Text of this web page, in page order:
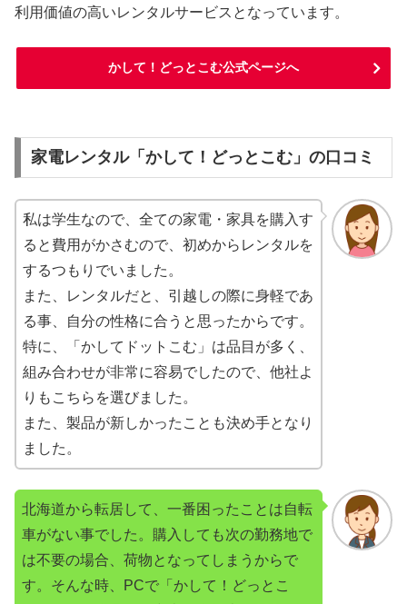
利用価値の高いレンタルサービスとなっています。
かして！どっとこむ公式ページへ
家電レンタル「かして！どっとこむ」の口コミ
私は学生なので、全ての家電・家具を購入す
ると費用がかさむので、初めからレンタルを
するつもりでいました。
また、レンタルだと、引越しの際に身軽であ
る事、自分の性格に合うと思ったからです。
特に、「かしてドットこむ」は品目が多く、
組み合わせが非常に容易でしたので、他社よ
りもこちらを選びました。
また、製品が新しかったことも決め手となり
ました。
北海道から転居して、一番困ったことは自転
車がない事でした。購入しても次の勤務地で
は不要の場合、荷物となってしまうからで
す。そんな時、PCで「かして！どっとこ